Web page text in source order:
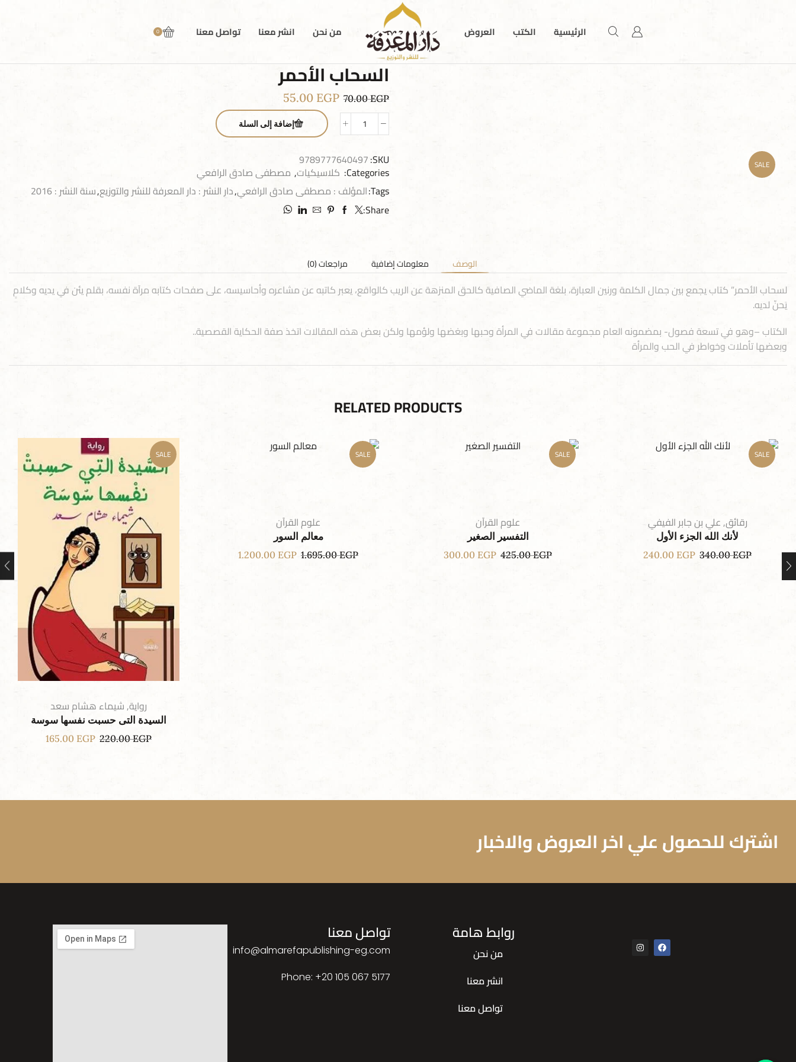
الرئيسية الكتب العروض من نحن انشر معنا تواصل معنا 0
SALE
السحاب الأحمر
70.00EGP
55.00 EGP
إضافة إلى السلة
SKU:
9789777640497
Categories: كلاسيكيات, مصطفى صادق الرافعي
Tags: المؤلف : مصطفى صادق الرافعي,دار النشر : دار المعرفة للنشر والتوزيع,سنة النشر : 2016
Share:
الوصف معلومات إضافية مراجعات (0)
لسحاب الأحمر” كتاب يجمع بين جمال الكلمة ورنين العبارة، بلغة الماضي الصافية كالحق المنزهة عن الريب كالواقع، يعبر كاتبه عن مشاعره وأحاسيسه، على صفحات كتابه مرآة نفسه، بقلم يئن في يديه وكلامٍ
يَحنّ لديه.
الكتاب –وهو في تسعة فصول- بمضمونه العام مجموعة مقالات في المرأة وحبها وبغضها ولؤمها ولكن بعض هذه المقالات اتخذ صفة الحكاية القصصية..
وبعضها تأملات وخواطر في الحب والمرأة
RELATED PRODUCTS
SALE
رقائق,علي بن جابر الفيفي
لأنك الله الجزء الأول
340.00EGP
240.00 EGP
SALE
علوم القرآن
التفسير الصغير
425.00EGP
300.00 EGP
SALE
علوم القرآن
معالم السور
1.695.00EGP
1.200.00 EGP
SALE
رواية,شيماء هشام سعد
السيدة التى حسبت نفسها سوسة
220.00EGP
165.00 EGP
اشترك للحصول علي اخر العروض والاخبار
روابط هامة
من نحن
انشر معنا
تواصل معنا
تواصل معنا
info@almarefapublishing-eg.com
Phone: ‎+20 105 067 5177